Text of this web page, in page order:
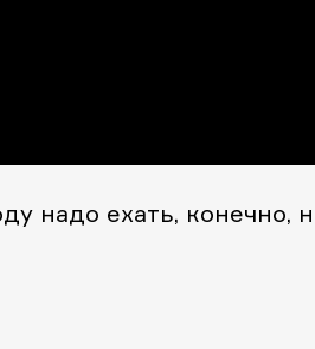
надо ехать, конечно,